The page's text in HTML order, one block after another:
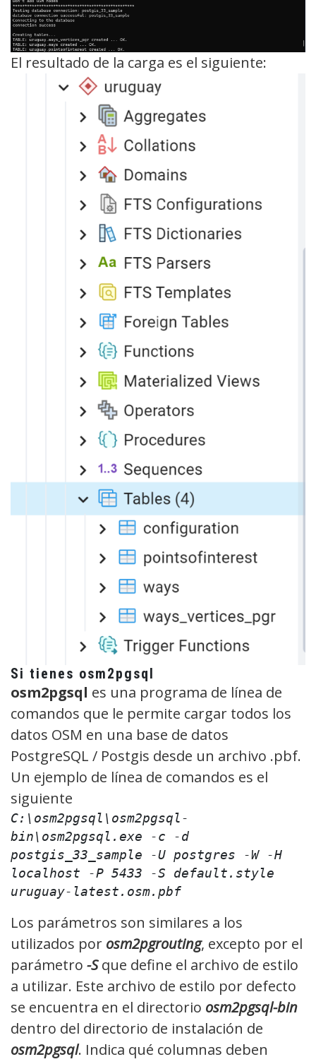
El resultado de la carga es el siguiente:
Si tienes osm2pgsql
osm2pgsql es una programa de línea de
comandos que le permite cargar todos los
datos OSM en una base de datos
PostgreSQL / Postgis desde un archivo .pbf.
Un ejemplo de línea de comandos es el
siguiente
C:\osm2pgsql\osm2pgsql-
bin\osm2pgsql.exe -c -d
postgis_33_sample -U postgres -W -H
localhost -P 5433 -S default.style
uruguay-latest.osm.pbf
Los parámetros son similares a los
utilizados por osm2pgrouting, excepto por el
parámetro -Sque define el archivo de estilo
a utilizar. Este archivo de estilo por defecto
se encuentra en el directorio osm2pgsql-bin
dentro del directorio de instalación de
osm2pgsql. Indica qué columnas deben